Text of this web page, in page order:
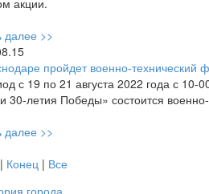
далее >>
пройдет военно-
с 19 по 21 августа 2022 года с 10-
30-летия Победы» состоится
далее >>
| Конец | Все
города